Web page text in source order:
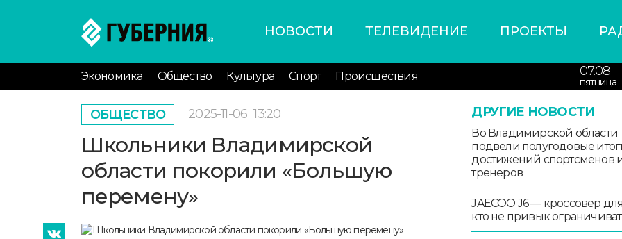
НОВОСТИ ТЕЛЕВИДЕНИЕ ПРОЕКТЫ
Экономика Общество Культура Спорт Происшествия 07.08
пятница
ОБЩЕСТВО 2025-11-06 13:20
Школьники Владимирской
области покорили «Большую
перемену»
ДРУГИЕ НОВОСТИ
Во Владимирской области
подвели полугодовые
достижений спортсменов
тренеров
JAECOO J6 — кроссовер для
кто не привык